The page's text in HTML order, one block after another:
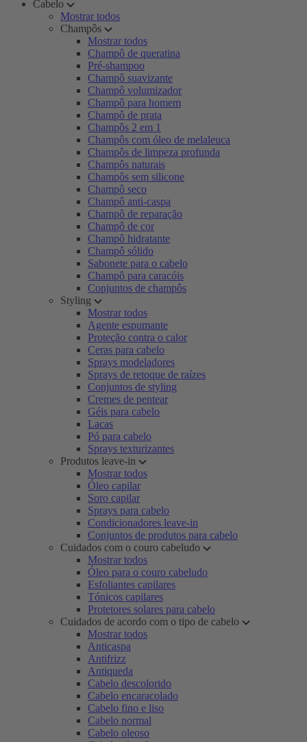
Cabelo
Mostrar todos
Champôs
Mostrar todos
Champô de queratina
Pré-shampoo
Champô suavizante
Champô volumizador
Champô para homem
Champô de prata
Champôs 2 em 1
Champôs com óleo de melaleuca
Champôs de limpeza profunda
Champôs naturais
Champôs sem silicone
Champô seco
Champô anti-caspa
Champô de reparação
Champô de cor
Champô hidratante
Champô sólido
Sabonete para o cabelo
Champô para caracóis
Conjuntos de champôs
Styling
Mostrar todos
Agente espumante
Proteção contra o calor
Ceras para cabelo
Sprays modeladores
Sprays de retoque de raízes
Conjuntos de styling
Cremes de pentear
Géis para cabelo
Lacas
Pó para cabelo
Sprays texturizantes
Produtos leave-in
Mostrar todos
Óleo capilar
Soro capilar
Sprays para cabelo
Condicionadores leave-in
Conjuntos de produtos para cabelo
Cuidados com o couro cabeludo
Mostrar todos
Óleo para o couro cabeludo
Esfoliantes capilares
Tónicos capilares
Protetores solares para cabelo
Cuidados de acordo com o tipo de cabelo
Mostrar todos
Anticaspa
Antifrizz
Antiqueda
Cabelo descolorido
Cabelo encaracolado
Cabelo fino e liso
Cabelo normal
Cabelo oleoso